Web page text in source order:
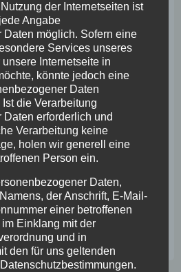
damit Ihre Anfrage
Widerruf damit
Yvonne Beck per E-Mail und
Anliegen informiert und berät.
ich ggf. an
Felder sind Pflichtfelder.
der Internetseiten ist
Angabe
Daten möglich. Sofern eine
Services unseres
Internetseite in
könnte jedoch eine
Daten
die Verarbeitung
erforderlich und
Verarbeitung keine
holen wir generell eine
Person ein.
Daten,
der Anschrift, E-Mail-
einer betroffenen
Einklang mit der
und in
den für uns geltenden